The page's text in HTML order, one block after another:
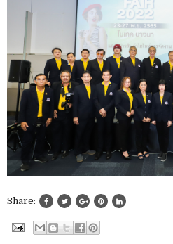
Share: